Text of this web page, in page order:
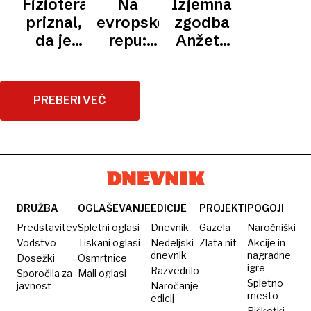
svobode
gibanja
pogost
spalni
položaj
domu
samoplačniške
alternativne
terapije
očitke
zavrača
tiha
epidemija,
Fizioterapevt
priznal,
da je
bradavico
pacientke.
Na
evropskem
repu:
v
javnem
Izjemna
zgodba
Anžeta
srebra
PREBERI VEČ
DRUŽBA
Predstavitev
Vodstvo
Dosežki
Sporočila za
javnost
OGLAŠEVANJE
Spletni oglasi
Tiskani oglasi
Osmrtnice
Mali oglasi
EDICIJE
Dnevnik
Nedeljski
dnevnik
Razvedrilo
Naročanje
edicij
PROJEKTI
Gazela
Zlata nit
POGOJI
Naročniški
Akcije in
nagradne
igre
Spletno
mesto